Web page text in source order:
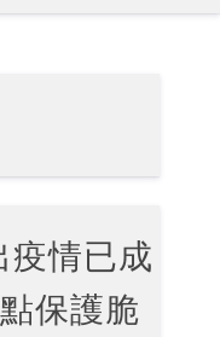
疫情已成
保護脆